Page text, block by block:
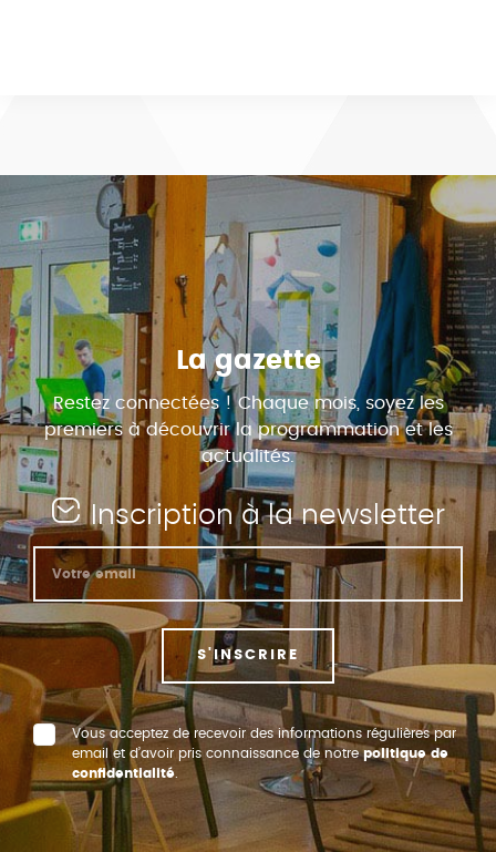
La gazette
Restez connectées ! Chaque mois, soyez les
premiers à découvrir la programmation et les
actualités.
Inscription à la newsletter
S'INSCRIRE
Vous acceptez de recevoir des informations régulières par
email et d’avoir pris connaissance de notrepolitique de
confidentialité